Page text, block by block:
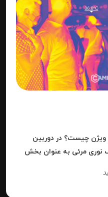
ویژن چیست؟ در دوربین
نوری مرئی به عنوان بخش